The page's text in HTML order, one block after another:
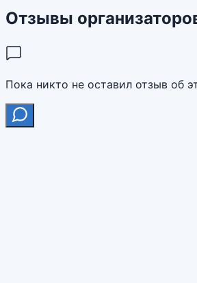
Отзывы
Пока никто не оставил отзыв об